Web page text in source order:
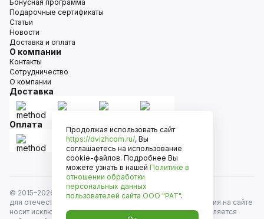
Бонусная программа
Подарочные сертификаты
Статьи
Новости
Доставка и оплата
О компании
Контакты
Сотрудничество
О компании
Доставка
Оплата
© 2015–2026
Движком — сеть магазинов автозапчастей
для отечественных автомобилей и иномарок. Информация на сайте
носит исключительно информационный характер и не является
Продолжая использовать сайт
https://dvizhcom.ru/, Вы
соглашаетесь на использование
cookie-файлов. Подробнее Вы
можете узнать в нашей Политике в
отношении обработки
персональных данных
пользователей сайта ООО "РАТ".